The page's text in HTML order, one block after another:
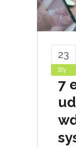
23
Sty
7